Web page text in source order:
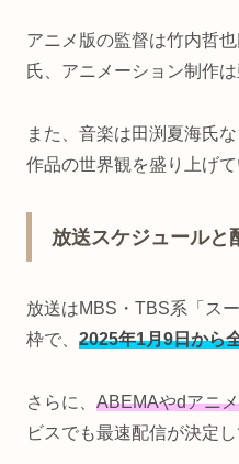
アニメ版の監督は竹内哲
氏、アニメーション制作
また、音楽は田渕夏海氏
作品の世界観を盛り上げて
放送スケジュールと
放送はMBS・TBS系「ス
枠で、 2025年1月9日から
さらに、 ABEMAやdアニ
ビスでも最速配信が決定し